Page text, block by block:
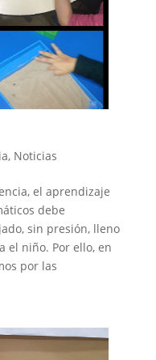
, Noticias
el aprendizaje
debe
sin presión, lleno
el niño. Por ello, en
por las